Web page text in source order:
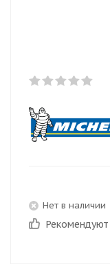
Нет в наличии
Рекомендуют